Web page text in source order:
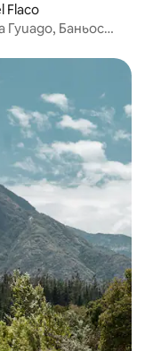
Flaco
Баньос